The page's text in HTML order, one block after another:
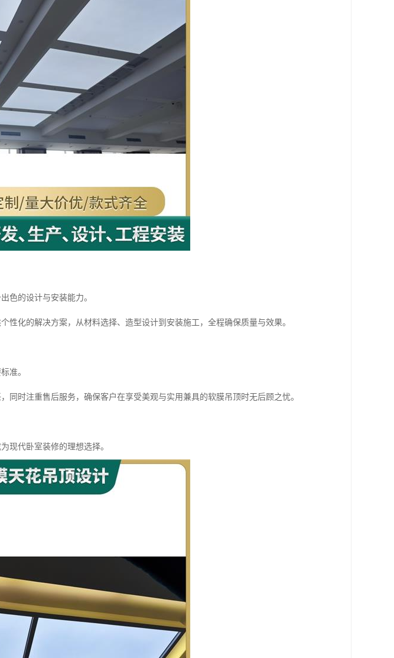
色的设计与安装能力。
性化的解决方案，从材料选择、造型设计到安装施工，全程确保质量与效果。
准。
同时注重售后服务，确保客户在享受美观与实用兼具的软膜吊顶时无后顾之忧。
现代卧室装修的理想选择。